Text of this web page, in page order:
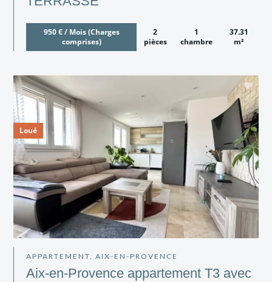
950 € / Mois (Charges
comprises)
2
pièces
1
chambre
37.31
m²
APPARTEMENT, AIX-EN-PROVENCE
Aix-en-Provence appartement T3 avec
Loué